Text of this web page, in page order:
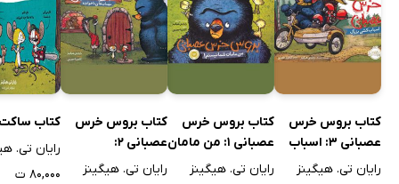
کتاب بروس خرس
عصبانی 3: اسباب
کشی بزرگ
رایان تی. هیگینز
کتاب بروس خرس
عصبانی 1: من مامان
شما نیستم!
رایان تی. هیگینز
کتاب بروس خرس
عصبانی 2:
مهمان‌های
رایان تی. هیگینز
کتاب
رایان تی.
۸۰,۰۰۰ ت